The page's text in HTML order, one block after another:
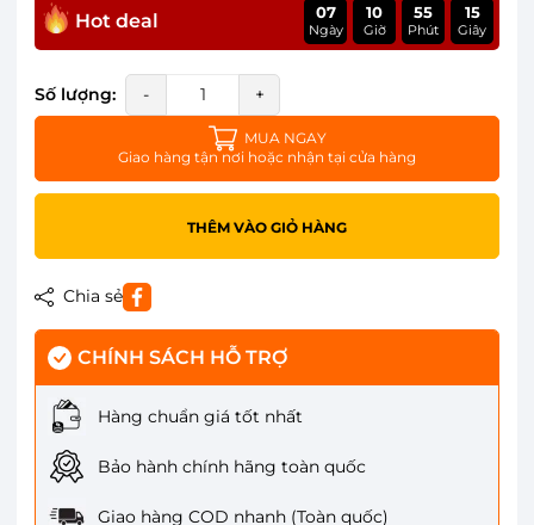
Hot deal 07
Ngày
10
Giờ
55
Phút
15
Giây
Số lượng: - +
MUA NGAY
Giao hàng tận nơi hoặc nhận tại cửa hàng
THÊM VÀO GIỎ HÀNG
Chia sẻ
CHÍNH SÁCH HỖ TRỢ
Hàng chuẩn giá tốt nhất
Bảo hành chính hãng toàn quốc
Giao hàng COD nhanh (Toàn quốc)